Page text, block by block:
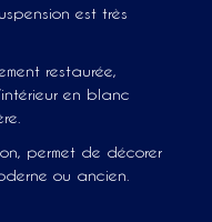
est très
restaurée,
en blanc
permet de décorer
ou ancien.